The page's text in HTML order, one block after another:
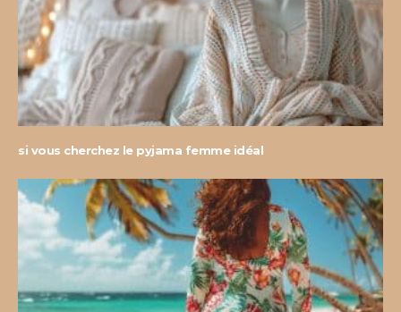
si vous cherchez le pyjama femme idéal